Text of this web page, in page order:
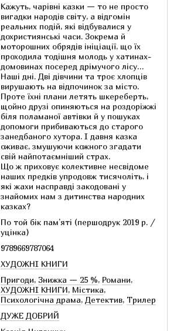
Кажуть, чарівні казки — то не просто
вигадки народів світу, а відгомін
реальних подій, які відбувалися у
дохристиянські часи. Зокрема й
моторошних обрядів ініціації, що їх
проходила тодішня молодь у хатинах-
домовинах посеред дрімучого лісу…
Наші дні. Дві дівчини та троє хлопців
вирушають на відпочинок за місто.
Проте їхні плани летять шкереберть,
щойно друзі опиняються на роздоріжжі
біля поламаної автівки й у пошуках
допомоги прибиваються до старого
занедбаного хутора. І давня казка
оживає, змушуючи кожного згадати
свій найпотаємніший страх.
Що ж приховує колективне несвідоме
наших предків упродовж тисячоліть, і
які жахи насправді закодовані у
знайомих нам з дитинства народних
казках?
По той бік пам’яті (першодрук 2019 р. /
уцінка)
9789669787064
ХУДОЖНІ КНИГИ
Пригоди, Знижка — 25 %, Романи,
ХУДОЖНІ КНИГИ, Містика,
Психологічна драма, Детектив, Трилер
ДУЖЕ ДОБРИЙ